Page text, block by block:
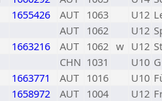
1655426 AUT 1063 U12
AUT 1062 U12
1663216 AUT 1062 w U12
CHN 1031 U10
1663771 AUT 1016 U10
1658972 AUT 1004 U12